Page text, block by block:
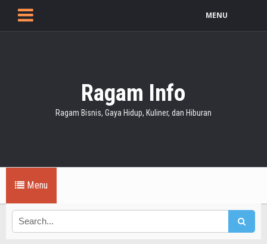
MENU
Ragam Info
Ragam Bisnis, Gaya Hidup, Kuliner, dan Hiburan
Menu